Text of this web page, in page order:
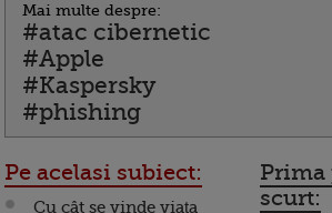
Mai multe despre:
#atac cibernetic
#Apple
#Kaspersky
#phishing
Pe acelasi subiect:
Cu cât se vinde viaţa
Prima
scurt: